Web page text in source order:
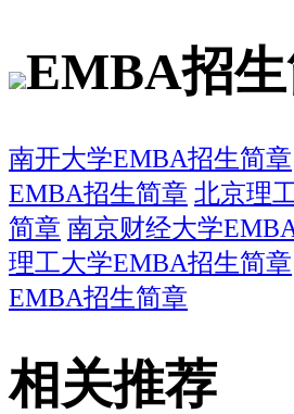
EMBA招
南开大学EMBA招生简章
EMBA招生简章 北京理
简章 南京财经大学
理工大学EMBA招生简章
EMBA招生简章
相关推荐